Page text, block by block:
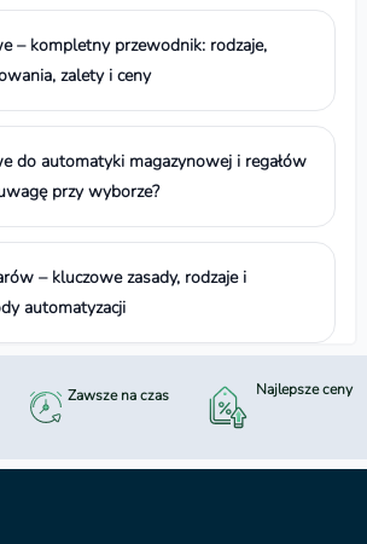
– kompletny przewodnik: rodzaje,
zalety i ceny
do automatyki magazynowej i regałów
przy wyborze?
– kluczowe zasady, rodzaje i
automatyzacji
Zawsze na czas Najlepsze ceny